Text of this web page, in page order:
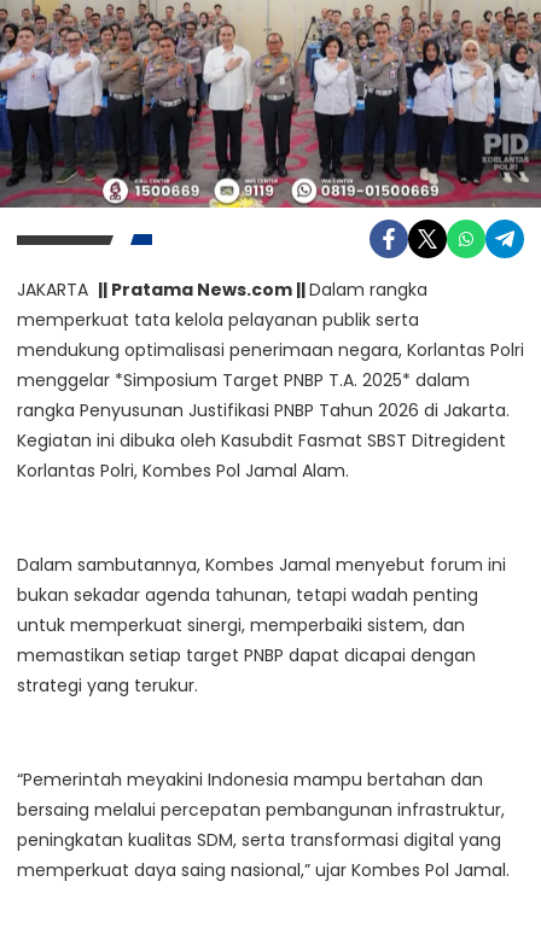
JAKARTA || Pratama News.com ||Dalam rangka
memperkuat tata kelola pelayanan publik serta
mendukung optimalisasi penerimaan negara, Korlantas Polri
menggelar *Simposium Target PNBP T.A. 2025* dalam
rangka Penyusunan Justifikasi PNBP Tahun 2026 di Jakarta.
Kegiatan ini dibuka oleh Kasubdit Fasmat SBST Ditregident
Korlantas Polri, Kombes Pol Jamal Alam.
Dalam sambutannya, Kombes Jamal menyebut forum ini
bukan sekadar agenda tahunan, tetapi wadah penting
untuk memperkuat sinergi, memperbaiki sistem, dan
memastikan setiap target PNBP dapat dicapai dengan
strategi yang terukur.
“Pemerintah meyakini Indonesia mampu bertahan dan
bersaing melalui percepatan pembangunan infrastruktur,
peningkatan kualitas SDM, serta transformasi digital yang
memperkuat daya saing nasional,” ujar Kombes Pol Jamal.